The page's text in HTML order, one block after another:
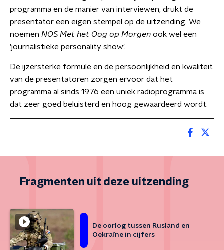
programma en de manier van interviewen, drukt de
presentator een eigen stempel op de uitzending. We
noemen NOS Met het Oog op Morgen ook wel een
'journalistieke personality show'.
De ijzersterke formule en de persoonlijkheid en kwaliteit
van de presentatoren zorgen ervoor dat het
programma al sinds 1976 een uniek radioprogramma is
dat zeer goed beluisterd en hoog gewaardeerd wordt.
Fragmenten uit deze uitzending
De oorlog tussen Rusland en
Oekraïne in cijfers